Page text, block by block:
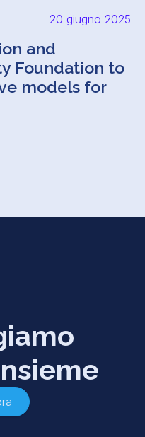
20 giugno 2025
and
Foundation to
models for